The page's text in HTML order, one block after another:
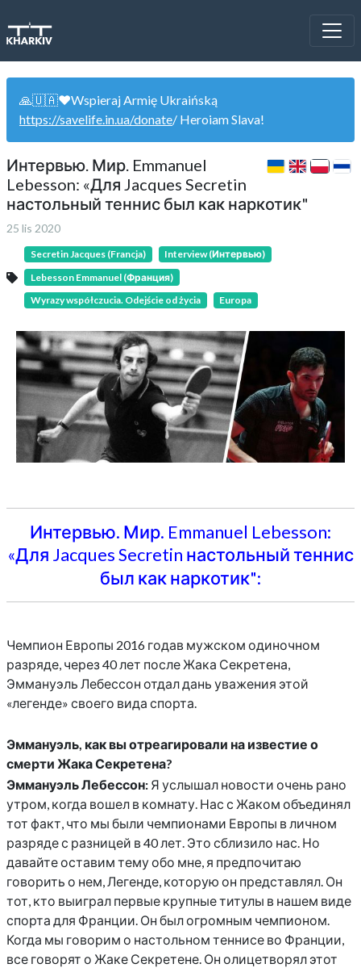
🙏🇺🇦❤️Wspieraj Armię Ukraińską
https://savelife.in.ua/donate/ Heroiam Slava!
Интервью. Мир. Emmanuel
Lebesson: «Для Jacques Secretin
настольный теннис был как наркотик"
25 lis 2020
Secretin Jacques (Francja)
Interview (Интервью)
Lebesson Emmanuel (Франция)
Wyrazy współczucia. Odejście od życia
Europa
Интервью. Мир. Emmanuel Lebesson:
«Для Jacques Secretin настольный теннис
был как наркотик":
Чемпион Европы 2016 годав мужском одиночном
разряде, через 40 лет после Жака Секретена,
Эммануэль Лебессон отдал дань уважения этой
«легенде» своего вида спорта.
Эммануэль, как вы отреагировали на известие о
смерти Жака Секретена?
Эммануэль Лебессон: Я услышал новости очень рано
утром, когда вошел в комнату. Нас с Жаком объединял
тот факт, что мы были чемпионами Европы в личном
разряде с разницей в 40 лет. Это сблизило нас. Но
давайте оставим тему обо мне, я предпочитаю
говорить о нем, Легенде, которую он представлял. Он
тот, кто выиграл первые крупные титулы в нашем виде
спорта для Франции. Он был огромным чемпионом.
Когда мы говорим о настольном теннисе во Франции,
все говорят о Жаке Секретене. Он олицетворял этот